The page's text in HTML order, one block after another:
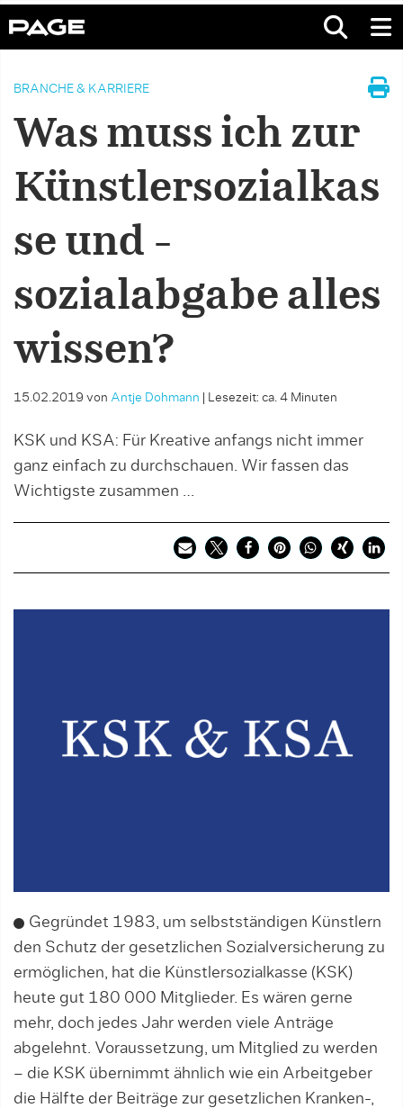
BRANCHE & KARRIERE
Was muss ich zur
Künstlersozialkas
se und -
sozialabgabe alles
wissen?
15.02.2019 von Antje Dohmann Lesezeit: ca. 4 Minuten
KSK und KSA: Für Kreative anfangs nicht immer
ganz einfach zu durchschauen. Wir fassen das
Wichtigste zusammen …
Gegründet 1983, um selbstständigen Künstlern
den Schutz der gesetzlichen Sozialversicherung zu
ermöglichen, hat die Künstlersozialkasse (KSK)
heute gut 180 000 Mitglieder. Es wären gerne
mehr, doch jedes Jahr werden viele Anträge
abgelehnt. Voraussetzung, um Mitglied zu werden
– die KSK übernimmt ähnlich wie ein Arbeitgeber
die Hälfte der Beiträge zur gesetzlichen Kranken-,